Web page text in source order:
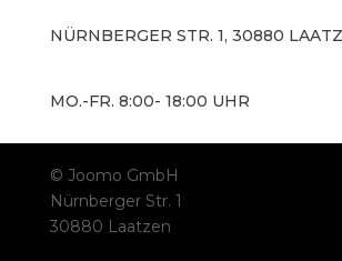
NÜRNBERGER STR. 1, 30880
MO.-FR. 8:00- 18:00 UHR
© Joomo GmbH
Nürnberger Str. 1
30880 Laatzen